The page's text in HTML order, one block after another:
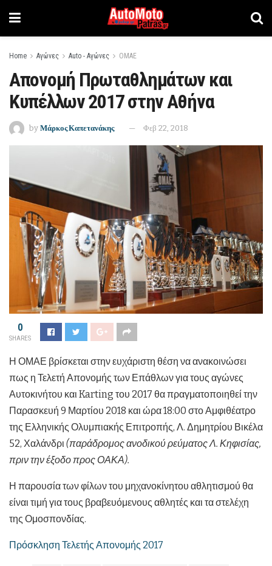
Home Αγώνες Auto - Αγώνες ΟΜΑΕ
Απονομή Πρωταθλημάτων και
Κυπέλλων 2017 στην Αθήνα
by Μάρκος Καπετανάκης Φεβ 22, 2018
0
SHARES
Η ΟΜΑΕ βρίσκεται στην ευχάριστη θέση να ανακοινώσει
πως η Τελετή Απονομής των Επάθλων για τους αγώνες
Αυτοκινήτου και Karting του 2017 θα πραγματοποιηθεί την
Παρασκευή 9 Μαρτίου 2018 και ώρα 18:00 στο Αμφιθέατρο
της Ελληνικής Ολυμπιακής Επιτροπής, Λ. Δημητρίου Βικέλα
52, Χαλάνδρι (παράδρομος ανοδικού ρεύματος Λ. Κηφισίας,
πριν την έξοδο προς ΟΑΚΑ).
Η παρουσία των φίλων του μηχανοκίνητου αθλητισμού θα
είναι τιμή για τους βραβευόμενους αθλητές και τα στελέχη
της Ομοσπονδίας.
Πρόσκληση Τελετής Απονομής 2017